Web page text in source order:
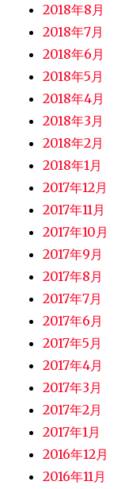
2018年8月
2018年7月
2018年6月
2018年5月
2018年4月
2018年3月
2018年2月
2018年1月
2017年12月
2017年11月
2017年10月
2017年9月
2017年8月
2017年7月
2017年6月
2017年5月
2017年4月
2017年3月
2017年2月
2017年1月
2016年12月
2016年11月